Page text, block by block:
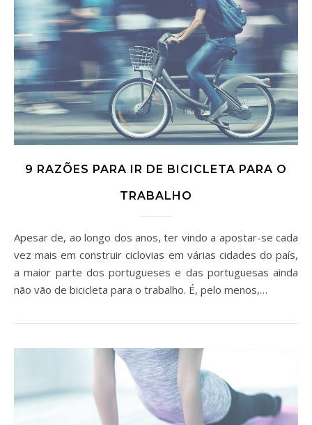
9 RAZÕES PARA IR DE BICICLETA PARA O
TRABALHO
Apesar de, ao longo dos anos, ter vindo a apostar-se cada
vez mais em construir ciclovias em várias cidades do país,
a maior parte dos portugueses e das portuguesas ainda
não vão de bicicleta para o trabalho. É, pelo menos,…